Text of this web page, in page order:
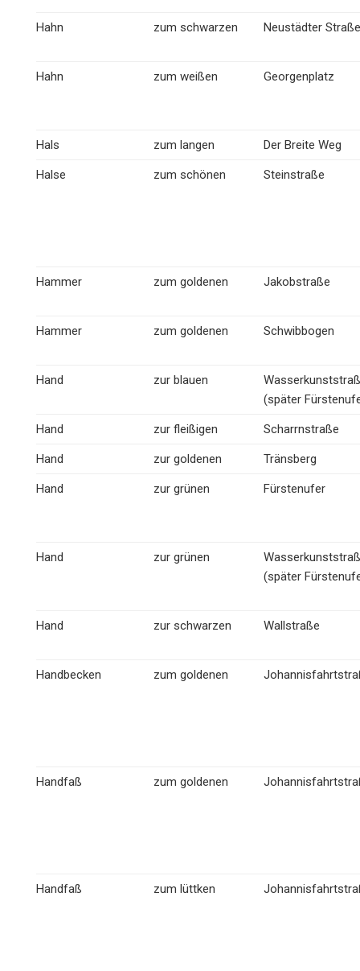
Hahn zum schwarzen Neustädter Straße
Hahn zum weißen Georgenplatz
Hals zum langen Der Breite Weg
Halse zum schönen Steinstraße
Hammer zum goldenen Jakobstraße
Hammer zum goldenen Schwibbogen
Hand zur blauen
(später
Hand zur fleißigen Scharrnstraße
Hand zur goldenen Tränsberg
Hand zur grünen Fürstenufer
Hand zur grünen
(später
Hand zur schwarzen Wallstraße
Handbecken zum goldenen
Handfaß zum goldenen
Handfaß zum lüttken